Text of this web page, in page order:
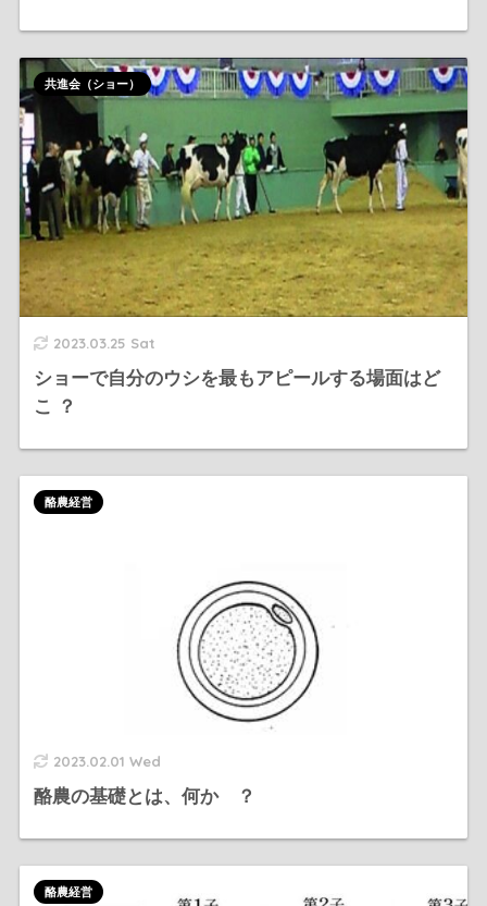
2023.03.25 Sat
ショーで自分のウシを最もアピールする場面はど
こ ？
共進会（ショー）
2023.02.01 Wed
酪農の基礎とは、何か ？
酪農経営
酪農経営